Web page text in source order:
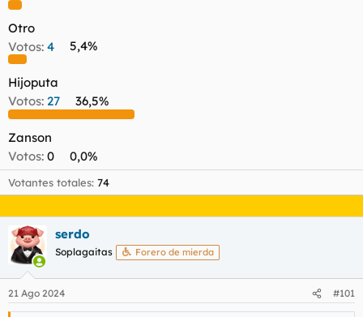
Otro
Votos: 4 5,4%
Hijoputa
Votos: 27 36,5%
Zanson
Votos: 0 0,0%
Votantes totales 74
serdo
Soplagaitas Forero de mierda
21 Ago 2024 #101